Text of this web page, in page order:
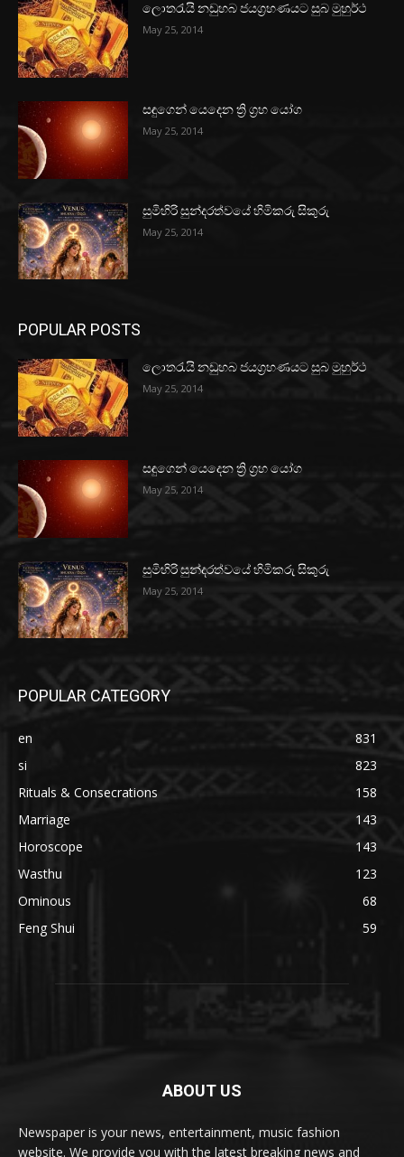
ලොතරැයි නඩුහබ ජයග්‍රහණයට සුබ මුහුර්ථ
May 25, 2014
සඳුගෙන් යෙදෙන ත්‍රි ග්‍රහ යෝග
May 25, 2014
සුමිහිරි සුන්දරත්වයේ හිමිකරු සිකුරු
May 25, 2014
POPULAR POSTS
ලොතරැයි නඩුහබ ජයග්‍රහණයට සුබ මුහුර්ථ
May 25, 2014
සඳුගෙන් යෙදෙන ත්‍රි ග්‍රහ යෝග
May 25, 2014
සුමිහිරි සුන්දරත්වයේ හිමිකරු සිකුරු
May 25, 2014
POPULAR CATEGORY
en
831
si
823
Rituals & Consecrations
158
Marriage
143
Horoscope
143
Wasthu
123
Ominous
68
Feng Shui
59
ABOUT US
Newspaper is your news, entertainment, music fashion
website. We provide you with the latest breaking news and